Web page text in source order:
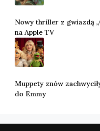
Nowy thriller z gwiazdą
na Apple TV
Muppety znów
do Emmy